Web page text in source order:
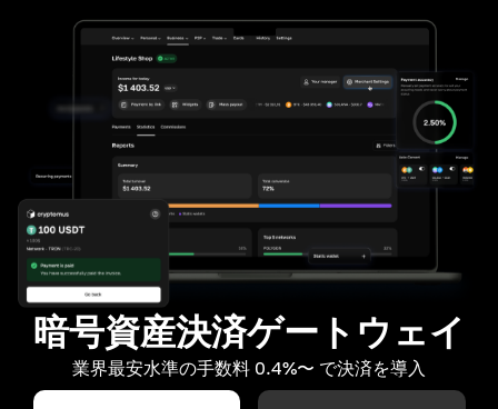
暗号資産決済ゲートウェイ
業界最安水準の手数料 0.4%〜 で決済を導入